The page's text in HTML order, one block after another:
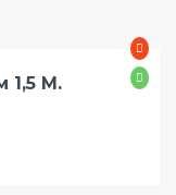
1,5 М.